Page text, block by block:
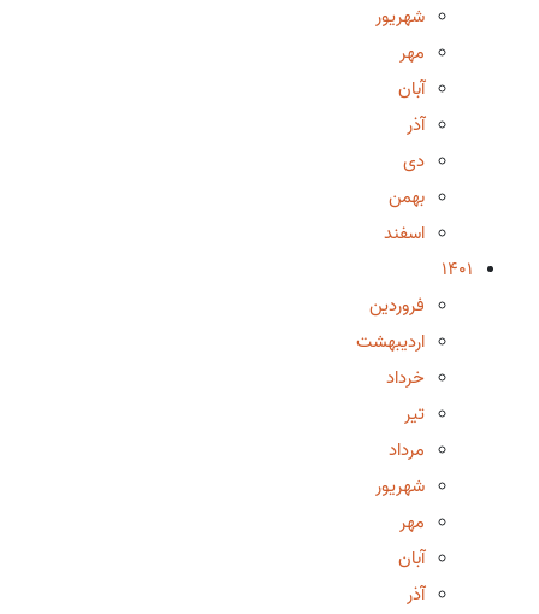
شهریور
مهر
آبان
آذر
دی
بهمن
اسفند
1401
فروردین
اردیبهشت
خرداد
تیر
مرداد
شهریور
مهر
آبان
آذر